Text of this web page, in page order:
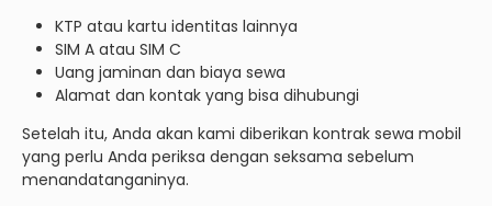
KTP atau kartu identitas lainnya
SIM A atau SIM C
Uang jaminan dan biaya sewa
Alamat dan kontak yang bisa dihubungi
Setelah itu, Anda akan kami diberikan kontrak sewa mobil
yang perlu Anda periksa dengan seksama sebelum
menandatanganinya.